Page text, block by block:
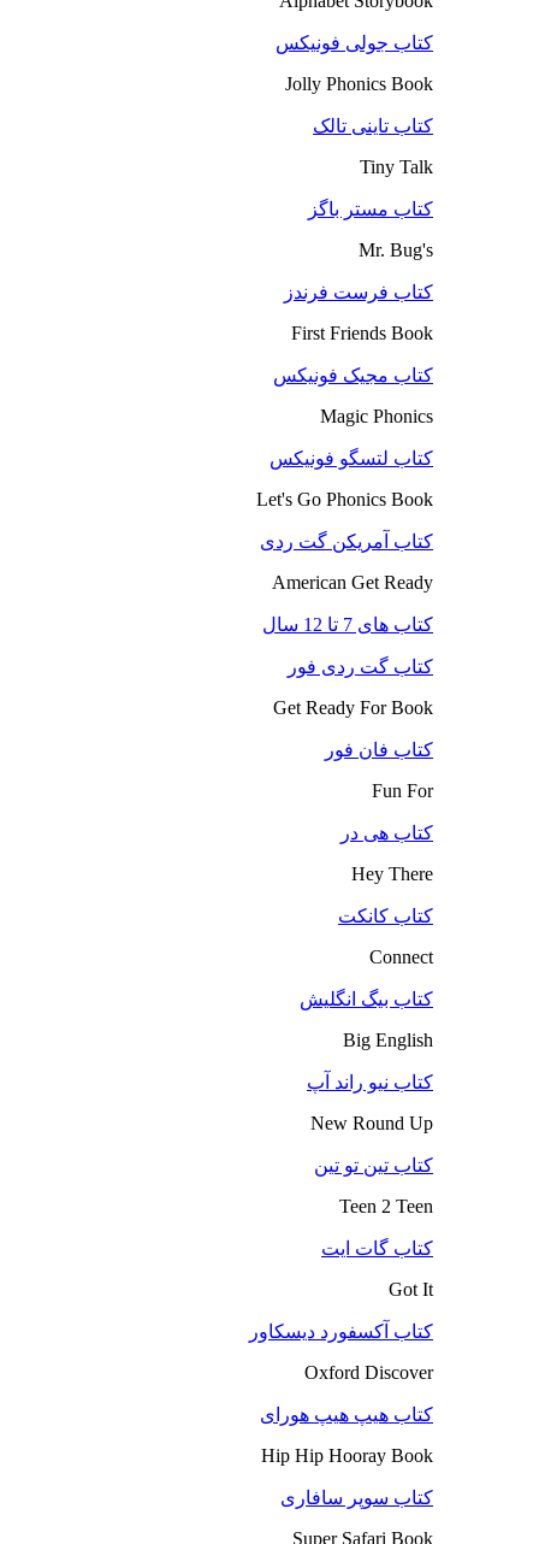
کتاب جولی فونیکس
Jolly Phonics Book
کتاب تاینی تالک
Tiny Talk
کتاب مستر باگز
Mr. Bug's
کتاب فرست فرندز
First Friends Book
کتاب مجیک فونیکس
Magic Phonics
کتاب لتسگو فونیکس
Let's Go Phonics Book
کتاب آمریکن گت ردی
American Get Ready
کتاب های 7 تا 12 سال
کتاب گت ردی فور
Get Ready For Book
کتاب فان فور
Fun For
کتاب هی در
Hey There
کتاب کانکت
Connect
کتاب بیگ انگلیش
Big English
کتاب نیو راند آپ
New Round Up
کتاب تین تو تین
Teen 2 Teen
کتاب گات ایت
Got It
کتاب آکسفورد دیسکاور
Oxford Discover
کتاب هیپ هیپ هورای
Hip Hip Hooray Book
کتاب سوپر سافاری
Super Safari Book